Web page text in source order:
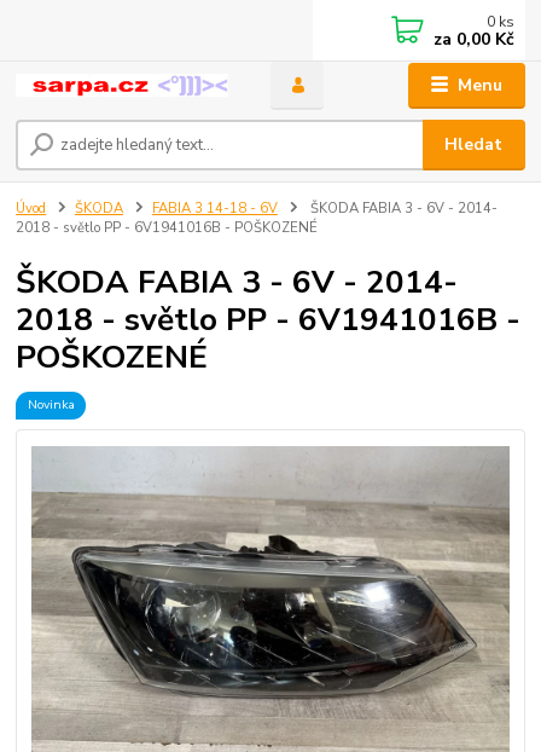
Menu
Hledat
0 ks
za 0,00 Kč
Úvod ŠKODA FABIA 3 14-18 - 6V
ŠKODA FABIA 3 - 6V - 2014-
2018 - světlo PP - 6V1941016B - POŠKOZENÉ
ŠKODA FABIA 3 - 6V - 2014-
2018 - světlo PP - 6V1941016B -
POŠKOZENÉ
Novinka